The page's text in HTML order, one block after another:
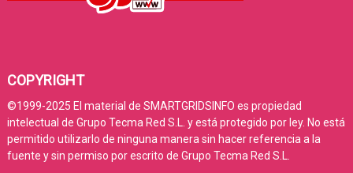
COPYRIGHT
©1999-2025 El material de SMARTGRIDSINFO es propiedad
intelectual de Grupo Tecma Red S.L. y está protegido por ley. No está
permitido utilizarlo de ninguna manera sin hacer referencia a la
fuente y sin permiso por escrito de Grupo Tecma Red S.L.